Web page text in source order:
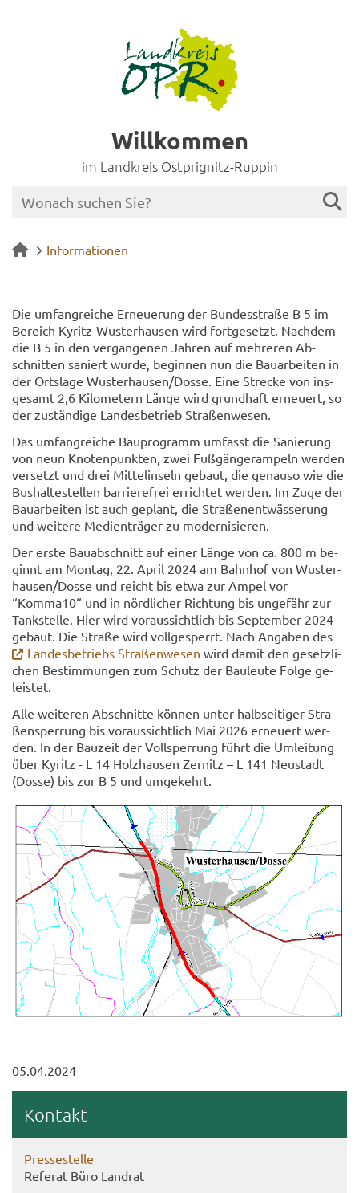
Willkommen
im Landkreis Ostprignitz-Ruppin
Informationen
Die um­fang­rei­che Er­neue­rung der Bun­des­stra­ße B 5 im
Be­reich Kyritz-​Wusterhausen wird fort­ge­setzt. Nach­dem
die B 5 in den ver­gan­ge­nen Jah­ren auf meh­re­ren Ab­
schnit­ten sa­niert wurde, be­gin­nen nun die Bau­ar­bei­ten in
der Orts­la­ge Wus­ter­hau­sen/Dosse. Eine Stre­cke von ins­
ge­samt 2,6 Ki­lo­me­tern Länge wird grund­haft er­neu­ert, so
der zu­stän­di­ge Lan­des­be­trieb Stra­ßen­we­sen.
Das um­fang­rei­che Bau­pro­gramm um­fasst die Sa­nie­rung
von neun Kno­ten­punk­ten, zwei Fuß­gän­ger­am­peln wer­den
ver­setzt und drei Mit­tel­in­seln ge­baut, die ge­nau­so wie die
Bus­hal­te­stel­len bar­rie­re­frei er­rich­tet wer­den. Im Zuge der
Bau­ar­bei­ten ist auch ge­plant, die Stra­ßen­ent­wäs­se­rung
und wei­te­re Me­di­en­trä­ger zu mo­der­ni­sie­ren.
Der erste Bau­ab­schnitt auf einer Länge von ca. 800 m be­
ginnt am Mon­tag, 22. April 2024 am Bahn­hof von Wus­ter­
hau­sen/Dosse und reicht bis etwa zur Ampel vor
“Komma10“ und in nörd­li­cher Rich­tung bis un­ge­fähr zur
Tank­stel­le. Hier wird vor­aus­sicht­lich bis Sep­tem­ber 2024
ge­baut. Die Stra­ße wird voll­ge­sperrt. Nach An­ga­ben des
Lan­des­be­triebs Stra­ßen­we­sen wird damit den ge­setz­li­
chen Be­stim­mun­gen zum Schutz der Bau­leu­te Folge ge­
leis­tet.
Alle wei­te­ren Ab­schnit­te kön­nen unter halb­sei­ti­ger Stra­
ßen­sper­rung bis vor­aus­sicht­lich Mai 2026 er­neu­ert wer­
den. In der Bau­zeit der Voll­sper­rung führt die Um­lei­tung
über Ky­ritz - L 14 Holz­hau­sen Zer­nitz – L 141 Neu­stadt
(Dosse) bis zur B 5 und um­ge­kehrt.
05.04.2024
Kon­takt
Pres­se­stel­le
Re­fe­rat Büro Land­rat